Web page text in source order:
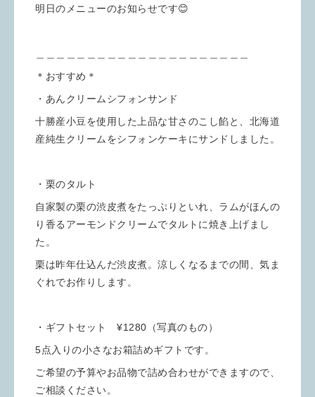
明日のメニューのお知らせです😊
＊おすすめ＊
・あんクリームシフォンサンド
十勝産小豆を使用した上品な甘さのこし餡と、北海道
産純生クリームをシフォンケーキにサンドしました。
・栗のタルト
自家製の栗の渋皮煮をたっぷりといれ、ラムがほんの
り香るアーモンドクリームでタルトに焼き上げまし
た。
栗は昨年仕込んだ渋皮煮。涼しくなるまでの間、気ま
ぐれでお作りします。
・ギフトセット ¥1280（写真のもの）
5点入りの小さなお箱詰めギフトです。
ご希望の予算やお品物で詰め合わせができますので、
ご相談ください。